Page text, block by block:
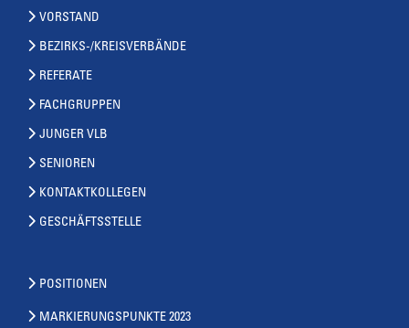
VORSTAND
BEZIRKS-/KREISVERBÄNDE
REFERATE
FACHGRUPPEN
JUNGER VLB
SENIOREN
KONTAKTKOLLEGEN
GESCHÄFTSSTELLE
POSITIONEN
MARKIERUNGSPUNKTE 2023